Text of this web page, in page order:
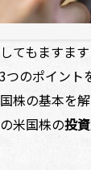
てもますま
つのポイント
株の基本を解
米国株の投